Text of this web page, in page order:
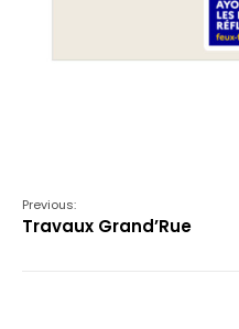
Previous:
Travaux Grand’Rue